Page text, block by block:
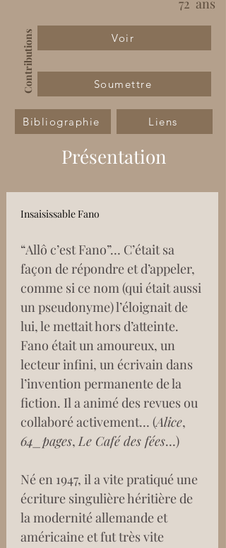
72 ans
Voir
Contributions Soumettre
Bibliographie Liens
Présentation
Insaisissable Fano
“Allô c’est Fano”… C’était sa
façon de répondre et d’appeler,
comme si ce nom (qui était aussi
un pseudonyme) l’éloignait de
lui, le mettait hors d’atteinte.
Fano était un amoureux, un
lecteur infini, un écrivain dans
l’invention permanente de la
fiction. Il a animé des revues ou
collaboré activement… (Alice,
64_pages, Le Café des fées…)
Né en 1947, il a vite pratiqué une
écriture singulière héritière de
la modernité allemande et
américaine et fut très vite